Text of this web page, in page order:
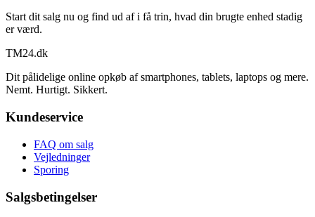
Start dit salg nu og find ud af i få trin, hvad din brugte enhed stadig
er værd.
TM24.dk
Dit pålidelige online opkøb af smartphones, tablets, laptops og mere.
Nemt. Hurtigt. Sikkert.
Kundeservice
FAQ om salg
Vejledninger
Sporing
Salgsbetingelser